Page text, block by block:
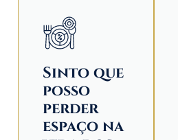
Sinto que
posso
perder
espaço na